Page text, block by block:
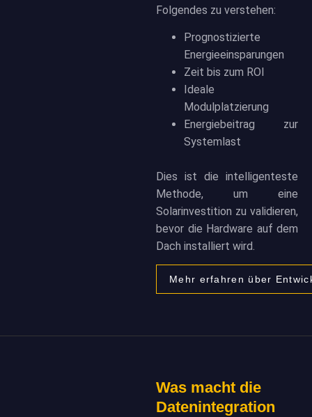
Folgendes zu verstehen:
Prognostizierte
Energieeinsparungen
Zeit bis zum ROI
Ideale
Modulplatzierung
Energiebeitrag zur
Systemlast
Dies ist die intelligenteste
Methode, um eine
Solarinvestition zu validieren,
bevor die Hardware auf dem
Dach installiert wird.
Mehr erfahren über
Was macht die
Datenintegration